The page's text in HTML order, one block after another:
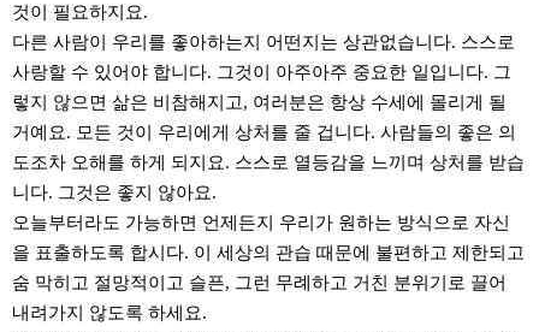
것이 필요하지요.
다른 사람이 우리를 좋아하는지 어떤지는 상관없습니다. 스스로
사랑할 수 있어야 합니다. 그것이 아주아주 중요한 일입니다. 그
렇지 않으면 삶은 비참해지고, 여러분은 항상 수세에 몰리게 될
거예요. 모든 것이 우리에게 상처를 줄 겁니다. 사람들의 좋은 의
도조차 오해를 하게 되지요. 스스로 열등감을 느끼며 상처를 받습
니다. 그것은 좋지 않아요.
오늘부터라도 가능하면 언제든지 우리가 원하는 방식으로 자신
을 표출하도록 합시다. 이 세상의 관습 때문에 불편하고 제한되고
숨 막히고 절망적이고 슬픈, 그런 무례하고 거친 분위기로 끌어
내려가지 않도록 하세요.